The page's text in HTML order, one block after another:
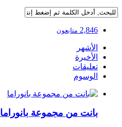
2,846 متابعون
الأشهر
الأخيرة
تعليقات
الوسوم
بانت من مجموعة بانوراما